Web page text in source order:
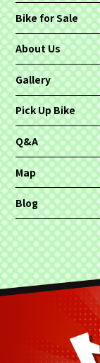
Bike for Sale
About Us
Gallery
Pick Up Bike
Q&A
Map
Blog